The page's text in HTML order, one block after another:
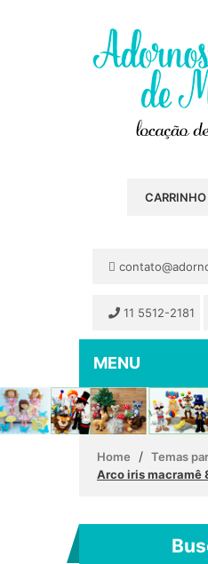
CARRINHO
11 5512-2181
Home / Temas
Arco iris macramê